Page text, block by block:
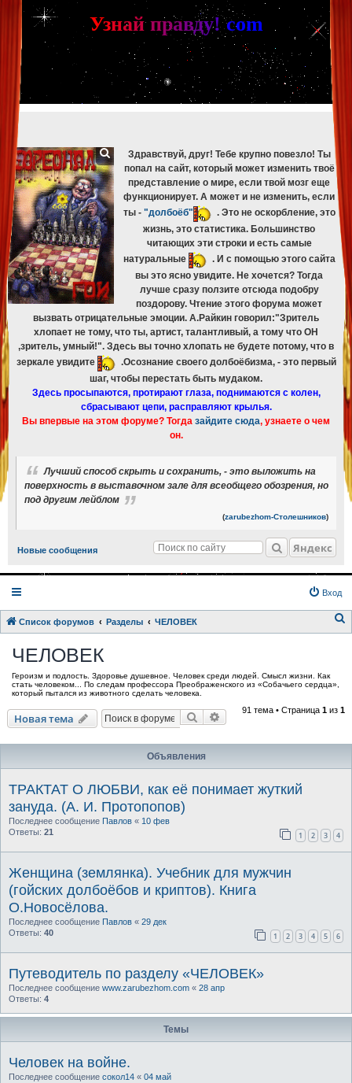
[phpBB Debug] PHP Warning : in file [ROOT]/phpbb/db/driver/mysqli.php
mysqli_fetch_assoc(): Couldn't fetch mysqli_result
[phpBB Debug] PHP Warning: in file[ROOT]/phpbb/db/driver/mysqli.php 329
mysqli_free_result(): Couldn't fetch mysqli_result
[phpBB Debug] PHP Warning
[ROOT]/phpbb/db/driver/mysqli.php on line 265
mysqli_fetch_assoc(): Couldn't fetch mysqli_result
[phpBB Debug] PHP Warning
: in file [ROOT]/phpbb/db/driver/mysqli.php on line329
mysqli_free_result(): Couldn't fetch mysqli_result
[phpBB Debug] PHP Warning: in file [ROOT]/phpbb/db/driver/mysqli.php on line 265
mysqli_fetch_assoc(): Couldn't fetch mysqli_result
[phpBB Debug] PHP Warning
[ROOT]/phpbb/db/driver/mysqli.php on line329:
mysqli_free_result(): Couldn't fetch mysqli_result
Узнай правду! com
Здравствуй, друг! Тебе крупно повезло! Ты
попал на сайт, который может изменить твоё
представление о мире, если твой мозг еще
функционирует. А может и не изменить, если
ты - "долбоёб"
. Это не оскорбление, это
жизнь, это статистика. Большинство
читающих эти строки и есть самые
натуральные
. И с помощью этого сайта
вы это ясно увидите. Не хочется? Тогда
лучше сразу ползите отсюда подобру
поздорову. Чтение этого форума может
вызвать отрицательные эмоции. А.Райкин говорил:"Зритель
хлопает не тому, что ты, артист, талантливый, а тому что ОН
,зритель, умный!". Здесь вы точно хлопать не будете потому, что в
зеркале увидите
.Осознание своего долбоёбизма, - это первый
шаг, чтобы перестать быть мудаком.
Здесь просыпаются, протирают глаза, поднимаются с колен,
сбрасывают цепи, расправляют крылья.
Вы впервые на этом форуме? Тогда зайдите сюда, узнаете о чем
он.
Лучший способ скрыть и сохранить, - это выложить на
поверхность в выставочном зале для всеобщего обозрения, но
под другим лейблом
(zarubezhom-Столешников)
Новые сообщения Яндекс
Вход
Список форумов Разделы ЧЕЛОВЕК
ЧЕЛОВЕК
Героизм и подлость. Здоровье душевное. Человек среди людей. Смысл жизни. Как
стать человеком... По следам профессора Преображенского из «Собачьего сердца»,
который пытался из животного сделать человека.
Новая тема Поиск Расширенный поиск
91 тема • Страница 1 из 1
Объявления
ТРАКТАТ О ЛЮБВИ, как её понимает жуткий
зануда. (А. И. Протопопов)
Последнее сообщение Павлов « 10 фев
Ответы: 21 1 2 3 4
Женщина (землянка). Учебник для мужчин
(гойских долбоёбов и криптов). Книга
О.Новосёлова.
Последнее сообщение Павлов « 29 дек
Ответы: 40 1 2 3 4 5 6
Путеводитель по разделу «ЧЕЛОВЕК»
Последнее сообщение www.zarubezhom.com « 28 апр
Ответы: 4
Темы
Человек на войне.
Последнее сообщение сокол14 « 04 май